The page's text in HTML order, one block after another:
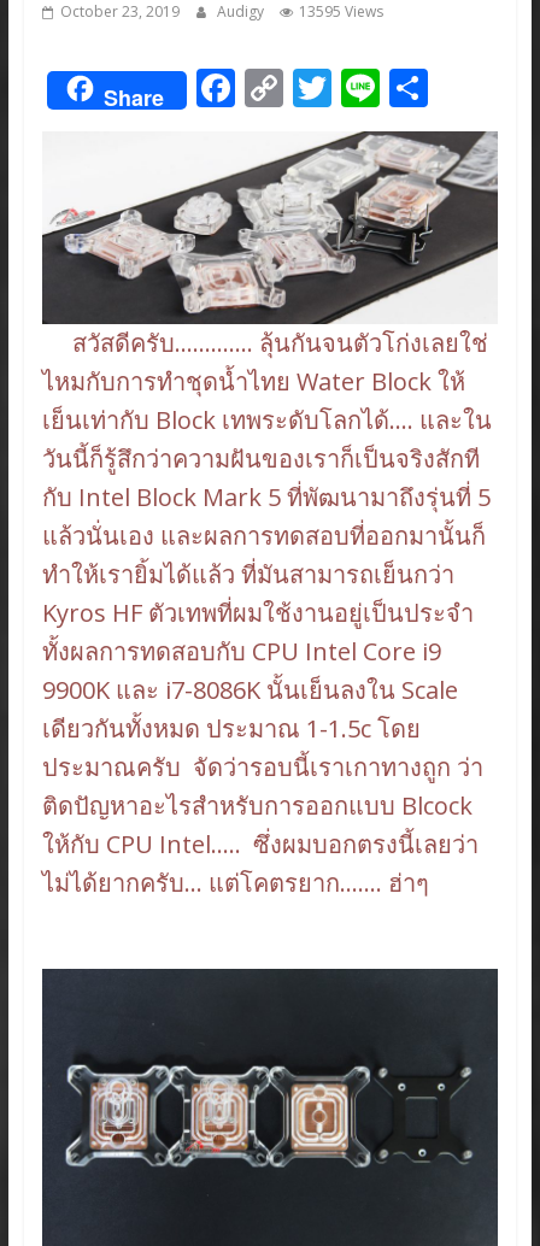
October 23, 2019 Audigy 13595 Views
Share F
e
b
o
o
k
C
p
y
Li
n
k
T
w
itt
er
Li
n
e
S
h
ar
e
สวัสดีครับ…………. ลุ้นกันจนตัวโก่งเลยใช่
ไหมกับการทำชุดน้ำไทย Water Block ให้
เย็นเท่ากับ Block เทพระดับโลกได้…. และใน
วันนี้ก็รู้สึกว่าความฝันของเราก็เป็นจริงสักที
กับ Intel Block Mark 5 ที่พัฒนามาถึงรุ่นที่ 5
แล้วนั่นเอง และผลการทดสอบที่ออกมานั้นก็
ทำให้เรายิ้มได้แล้ว ที่มันสามารถเย็นกว่า
Kyros HF ตัวเทพที่ผมใช้งานอยู่เป็นประจำ
ทั้งผลการทดสอบกับ CPU Intel Core i9
9900K และ i7-8086K นั้นเย็นลงใน Scale
เดียวกันทั้งหมด ประมาณ 1-1.5c โดย
ประมาณครับ จัดว่ารอบนี้เราเกาทางถูก ว่า
ติดปัญหาอะไรสำหรับการออกแบบ Blcock
ให้กับ CPU Intel….. ซึ่งผมบอกตรงนี้เลยว่า
ไม่ได้ยากครับ… แต่โคตรยาก……. ฮ่าๆ